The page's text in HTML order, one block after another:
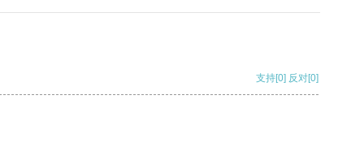
支持[0] 反对[0]